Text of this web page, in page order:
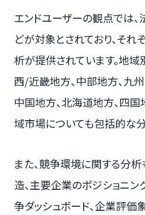
エンドユーザーの観点では
どが対象とされており、そ
析が提供されています。地域
西/近畿地方、中部地方、九州
中国地方、北海道地方、四
域市場についても包括的な
また、競争環境に関する分
造、主要企業のポジショニン
争ダッシュボード、企業評